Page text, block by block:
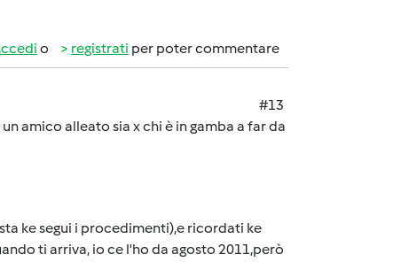
o registrati per poter commentare
#13
amico alleato sia x chi è in gamba a far da
ke segui i procedimenti),e ricordati ke
ti arriva, io ce l'ho da agosto 2011,però